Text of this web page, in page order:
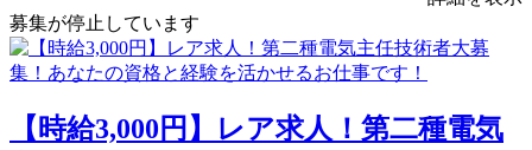
募集が停止しています
【時給3,000円】レア求人！第二種電気